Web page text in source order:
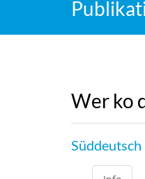
Wer ko